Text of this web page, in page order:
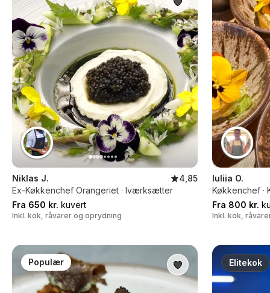
Niklas J.
4,85
Ex-Køkkenchef Orangeriet · Iværksætter
Fra 650 kr. kuvert
Inkl. kok, råvarer og oprydning
Iuliia O.
Køkkenchef ·
Fra 800 kr.
Inkl. kok,
Populær Elitekok